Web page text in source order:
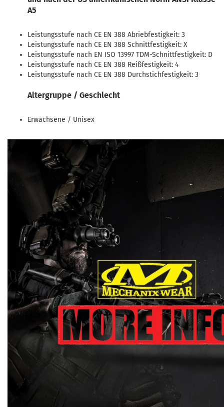
A5
Leistungsstufe nach CE EN 388 Abriebfestigkeit: 3
Leistungsstufe nach CE EN 388 Schnittfestigkeit: X
Leistungsstufe nach EN ISO 13997 TDM-Schnittfestigkeit: D
Leistungsstufe nach CE EN 388 Reißfestigkeit: 4
Leistungsstufe nach CE EN 388 Durchstichfestigkeit: 3
Altergruppe / Geschlecht
Erwachsene / Unisex